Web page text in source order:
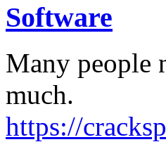
Software
Many people
much.
https://